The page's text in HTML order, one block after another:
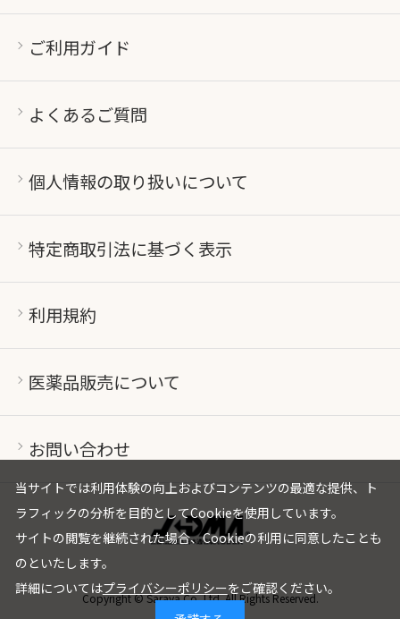
ご利用ガイド
よくあるご質問
個人情報の取り扱いについて
特定商取引法に基づく表示
利用規約
医薬品販売について
お問い合わせ
Copyright © Saraya Co.,Ltd. All Rights Reserved.
当サイトでは利用体験の向上およびコンテンツの最適な提供、ト
ラフィックの分析を目的としてCookieを使用しています。
サイトの閲覧を継続された場合、Cookieの利用に同意したことも
のといたします。
詳細についてはプライバシーポリシーをご確認ください。